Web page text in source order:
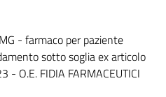
- farmaco per paziente
sotto soglia ex articolo
O.E. FIDIA FARMACEUTICI